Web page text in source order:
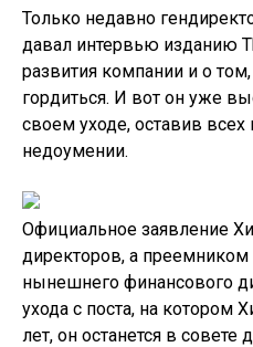
Только недавно
давал интервью изданию
развития компании и о
гордиться. И вот он уже
своем уходе, оставив всех
недоумении.
Официальное заявление
директоров, а преемником
нынешнего финансового
ухода с поста, на котором
лет, он останется в совете